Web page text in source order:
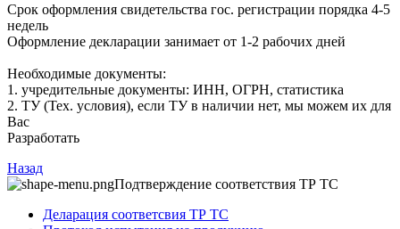
Срок оформления свидетельства гос. регистрации порядка 4-5
недель
Оформление декларации занимает от 1-2 рабочих дней
Необходимые документы:
1. учредительные документы: ИНН, ОГРН, статистика
2. ТУ (Тех. условия), если ТУ в наличии нет, мы можем их для
Вас
Разработать
Назад
Подтверждение соответствия ТР ТС
Деларация соответсвия ТР ТС